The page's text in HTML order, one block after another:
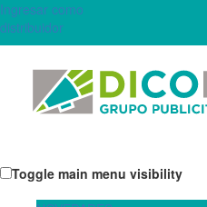
Ingresar como
distribuidor
Toggle main menu visibility